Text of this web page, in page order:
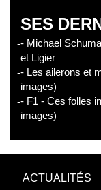
SES
- Michael
et Ligier
- Les ailerons et
images)
- F1 - Ces folles
images)
ACTUALITÉS